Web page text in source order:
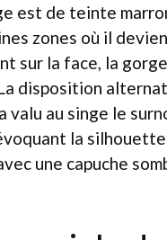
est de teinte
zones où il
sur la face, la
disposition
valu au singe le
la silhouette
une capuche